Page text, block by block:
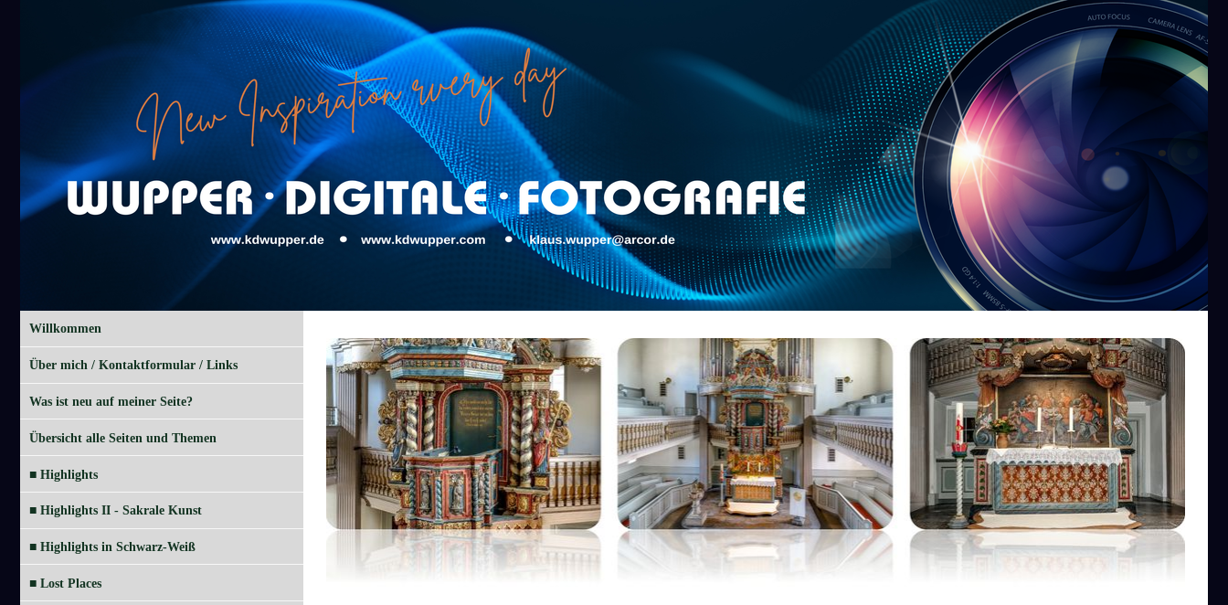
Willkommen
Über mich / Kontaktformular / Links
Was ist neu auf meiner Seite?
Übersicht alle Seiten und Themen
■ Highlights
■ Highlights II - Sakrale Kunst
■ Highlights in Schwarz-Weiß
■ Lost Places